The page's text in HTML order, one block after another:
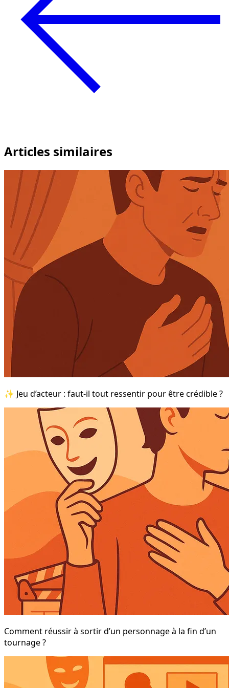
Articles similaires
✨ Jeu d’acteur : faut-il tout ressentir pour être crédible ?
Comment réussir à sortir d’un personnage à la fin d’un
tournage ?